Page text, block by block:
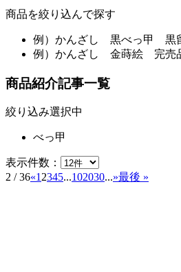
商品を絞り込んで探す
例） かんざし 黒べっ甲 黒
例） かんざし 金蒔絵 完売
商品紹介記事一覧
絞り込み選択中
べっ甲
表示件数：
2 / 36«1 2345...102030...»最後 »